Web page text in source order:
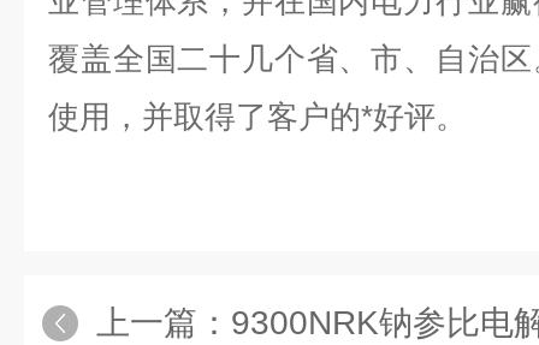
覆盖全国二十几个省、市、自治
使用，并取得了客户的*好评。
上一篇： 9300NRK钠参比电